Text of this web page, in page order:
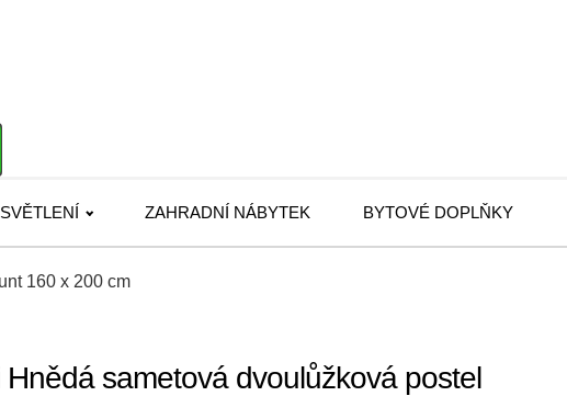
ZAHRADNÍ NÁBYTEK BYTOVÉ DOPLŇKY
160 x 200 cm
Hnědá sametová dvoulůžková postel